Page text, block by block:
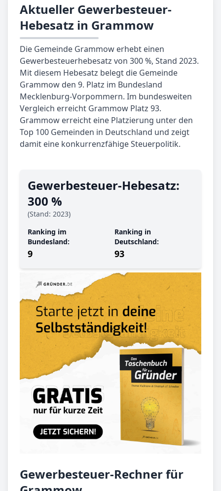
Aktueller Gewerbesteuer-
Hebesatz in Grammow
Die Gemeinde Grammow erhebt einen
Gewerbesteuerhebesatz von 300 %, Stand 2023.
Mit diesem Hebesatz belegt die Gemeinde
Grammow den 9. Platz im Bundesland
Mecklenburg-Vorpommern. Im bundesweiten
Vergleich erreicht Grammow Platz 93.
Grammow erreicht eine Platzierung unter den
Top 100 Gemeinden in Deutschland und zeigt
damit eine konkurrenzfähige Steuerpolitik.
Gewerbe­steuer-Hebe­satz:
300 %
(Stand: 2023)
Ranking im
Bundesland:
9
Ranking in
Deutschland:
93
Gewerbesteuer-Rechner für